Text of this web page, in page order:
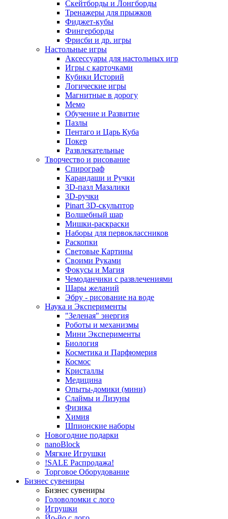
Скейтборды и Лонгборды
Тренажеры для прыжков
Фиджет-кубы
Фингерборды
Фрисби и др. игры
Настольные игры
Аксессуары для настольных игр
Игры с карточками
Кубики Историй
Логические игры
Магнитные в дорогу
Мемо
Обучение и Развитие
Пазлы
Пентаго и Царь Куба
Покер
Развлекательные
Творчество и рисование
Спирограф
Карандаши и Ручки
3D-пазл Мазалики
3D-ручки
Pinart 3D-скульптор
Волшебный шар
Мишки-раскраски
Наборы для первоклассников
Раскопки
Световые Картины
Своими Руками
Фокусы и Магия
Чемоданчики с развлечениями
Шары желаний
Эбру - рисование на воде
Наука и Эксперименты
"Зеленая" энергия
Роботы и механизмы
Мини Эксперименты
Биология
Косметика и Парфюмерия
Космос
Кристаллы
Медицина
Опыты-домики (мини)
Слаймы и Лизуны
Физика
Химия
Шпионские наборы
Новогодние подарки
nanoBlock
Мягкие Игрушки
!SALE Распродажа!
Торговое Оборудование
Бизнес сувениры
Бизнес сувениры
Головоломки с лого
Игрушки